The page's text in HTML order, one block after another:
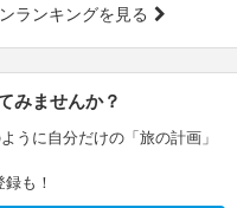
ランキングを見る
みませんか？
うに自分だけの「旅の計画」
も！